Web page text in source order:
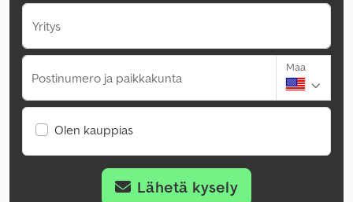
Yritys
Postinumero ja paikkakunta
Maa
Olen kauppias
Lähetä kysely